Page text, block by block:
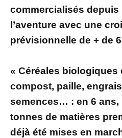
commercialisés depuis
l’aventure avec une
prévisionnelle de + de
« Céréales
compost, paille,
semences… : en 6 ans,
tonnes de matières
déjà été mises en